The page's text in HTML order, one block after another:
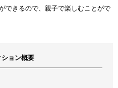
できるので、親子で楽しむことがで
ション概要